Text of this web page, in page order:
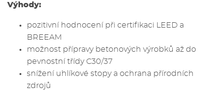
Výhody:
pozitivní hodnocení při certifikaci LEED a
BREEAM
možnost přípravy betonových výrobků až do
pevnostní třídy C30/37
snížení uhlíkové stopy a ochrana přírodních
zdrojů